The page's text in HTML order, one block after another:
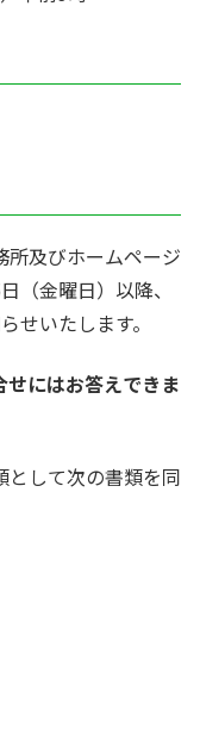
及びホームページ
（金曜日）以降、
せいたします。
にはお答えできま
して次の書類を同